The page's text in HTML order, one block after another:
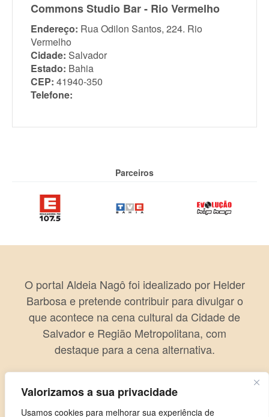
Valorizamos a sua privacidade
Usamos cookies para melhorar sua experiência de
Commons Studio Bar - Rio Vermelho
Endereço: Rua Odilon Santos, 224. Rio
Vermelho
Cidade: Salvador
Estado: Bahia
CEP: 41940-350
Telefone:
Parceiros
O portal Aldeia Nagô foi idealizado por Helder
Barbosa e pretende contribuir para divulgar o
que acontece na cena cultural da Cidade de
Salvador e Região Metropolitana, com
destaque para a cena alternativa.